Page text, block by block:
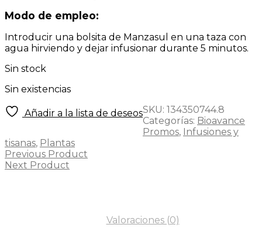
Modo de empleo:
Introducir una bolsita de Manzasul en una taza con
agua hirviendo y dejar infusionar durante 5 minutos.
Sin stock
Sin existencias
Añadir a la lista de deseosSKU: 134350744.8
Categorías: Bioavance
Promos, Infusiones y
tisanas, Plantas
Previous Product
Next Product
Valoraciones (0)